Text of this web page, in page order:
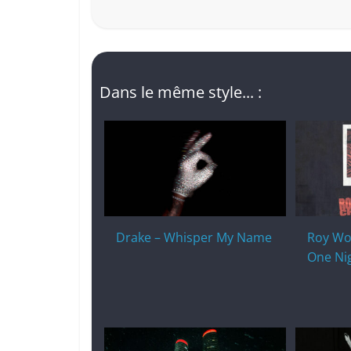
Dans le même style... :
Drake – Whisper My Name
Roy
One